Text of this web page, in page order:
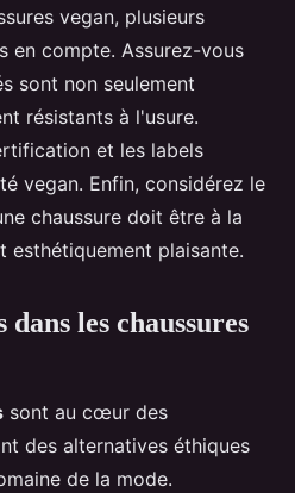
vegan, plusieurs
en compte. Assurez-vous
sont non seulement
résistants à l'usure.
et les labels
vegan. Enfin, considérez le
chaussure doit être à la
plaisante.
les chaussures
sont au cœur des
des alternatives éthiques
de la mode.